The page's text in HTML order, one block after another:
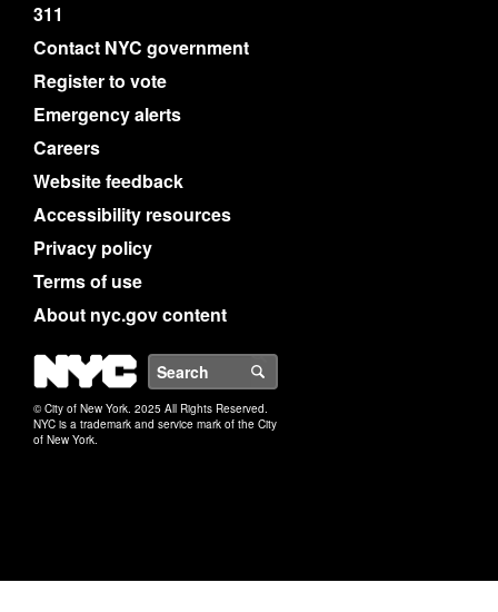
311
Contact NYC government
Register to vote
Emergency alerts
Careers
Website feedback
Accessibility resources
Privacy policy
Terms of use
About nyc.gov content
NYC
© City of New York. 2025 All Rights Reserved.
NYC is a trademark and service mark of the City
of New York.